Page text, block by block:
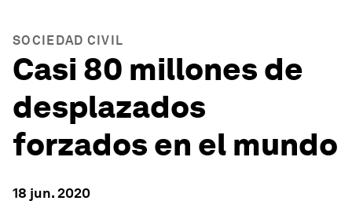
SOCIEDAD CIVIL
Casi 80 millones de
desplazados
forzados en el mundo
18 jun. 2020